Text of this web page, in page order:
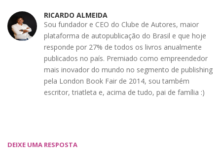
RICARDO ALMEIDA
Sou fundador e CEO do Clube de Autores, maior
plataforma de autopublicação do Brasil e que hoje
responde por 27% de todos os livros anualmente
publicados no país. Premiado como empreendedor
mais inovador do mundo no segmento de publishing
pela London Book Fair de 2014, sou também
escritor, triatleta e, acima de tudo, pai de família :)
DEIXE UMA RESPOSTA